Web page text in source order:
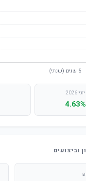
יוני 2026
4.63%
וביצועים